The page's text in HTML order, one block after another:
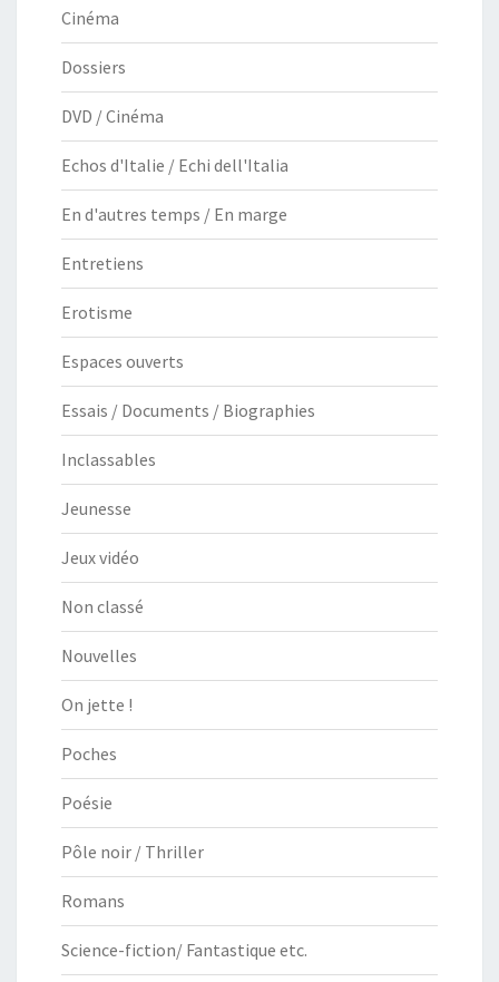
Cinéma
Dossiers
DVD / Cinéma
Echos d'Italie / Echi dell'Italia
En d'autres temps / En marge
Entretiens
Erotisme
Espaces ouverts
Essais / Documents / Biographies
Inclassables
Jeunesse
Jeux vidéo
Non classé
Nouvelles
On jette !
Poches
Poésie
Pôle noir / Thriller
Romans
Science-fiction/ Fantastique etc.